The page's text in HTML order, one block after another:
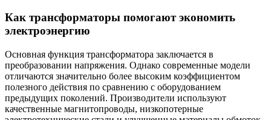
Как трансформаторы помогают экономить
электроэнергию
Основная функция трансформатора заключается в
преобразовании напряжения. Однако современные модели
отличаются значительно более высоким коэффициентом
полезного действия по сравнению с оборудованием
предыдущих поколений. Производители используют
качественные магнитопроводы, низкопотерные